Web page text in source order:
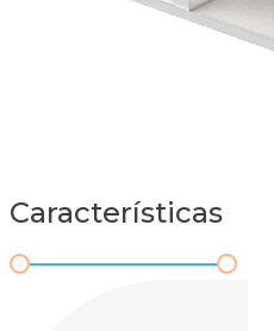
Características